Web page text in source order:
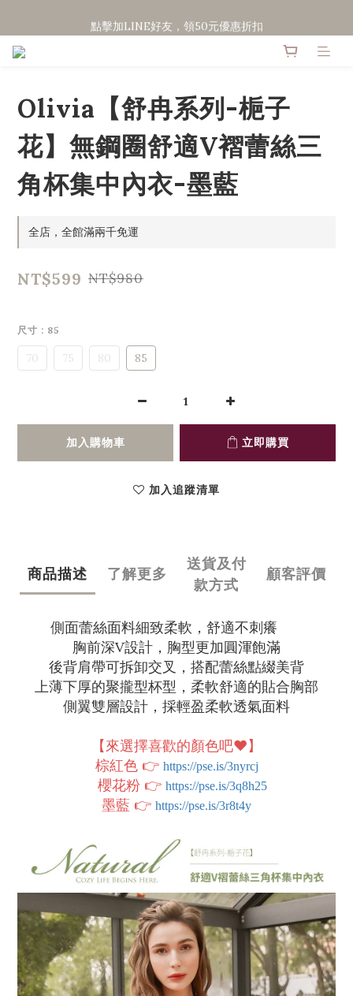
點擊加LINE好友，領50元優惠折扣
點擊加LINE好友，領50元優惠折扣
Olivia【舒冉系列-梔子
花】無鋼圈舒適V褶蕾絲三
角杯集中內衣-墨藍
全店，全館滿兩千免運
NT$599 NT$980
尺寸 : 85
70 75 80 85
加入購物車 立即購買
加入追蹤清單
商品描述 了解更多
送貨及付
款方式
顧客評價
側面蕾絲面料細致柔軟，舒適不刺癢
胸前深V設計，胸型更加圓渾飽滿
後背肩帶可拆卸交叉，搭配蕾絲點綴美背
上薄下厚的聚攏型杯型，柔軟舒適的貼合胸部
側翼雙層設計，採輕盈柔軟透氣面料
【來選擇喜歡的顏色吧❤️】
棕紅色 👉 https://pse.is/3nyrcj
櫻花粉 👉 https://pse.is/3q8h25
墨藍 👉 https://pse.is/3r8t4y